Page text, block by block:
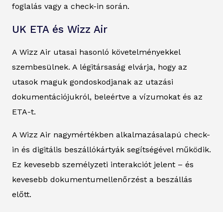
foglalás vagy a check-in során.
UK ETA és Wizz Air
A Wizz Air utasai hasonló követelményekkel
szembesülnek. A légitársaság elvárja, hogy az
utasok maguk gondoskodjanak az utazási
dokumentációjukról, beleértve a vízumokat és az
ETA-t.
A Wizz Air nagymértékben alkalmazásalapú check-
in és digitális beszállókártyák segítségével működik.
Ez kevesebb személyzeti interakciót jelent – és
kevesebb dokumentumellenőrzést a beszállás
előtt.